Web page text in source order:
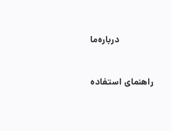
درباره‌ما
راهنمای استفاده